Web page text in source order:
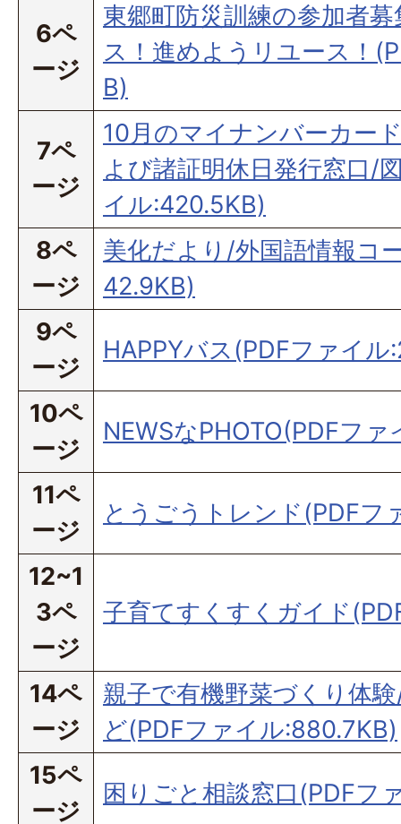
6ペ
ージ
東郷町防災訓練の参加者
ス！進めようリユース！
B)
7ペ
ージ
10月のマイナンバーカー
よび諸証明休日発行窓口/
イル:420.5KB)
8ペ
ージ
美化だより/外国語情報コ
42.9KB)
9ペ
ージ
HAPPYバス(PDFファイル
10ペ
ージ
NEWSなPHOTO(PDFフ
11ペ
ージ
とうごうトレンド(PDFフ
12~1
3ペ
ージ
子育てすくすくガイド
14ペ
ージ
親子で有機野菜づくり体
ど(PDFファイル:880.7KB)
15ペ
ージ
困りごと相談窓口(PDFフ